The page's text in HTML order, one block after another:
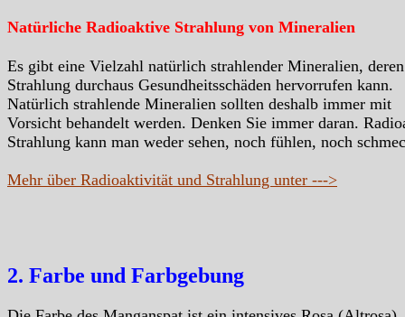
Natürliche Radioaktive Strahlung von Mineralien
Es gibt eine Vielzahl natürlich strahlender Mineralien, deren
Strahlung durchaus Gesundheitsschäden hervorrufen kann.
Natürlich strahlende Mineralien sollten deshalb immer mit
Vorsicht behandelt werden. Denken Sie immer daran.
Strahlung kann man weder sehen, noch fühlen, noch
Mehr über Radioaktivität und Strahlung unter --->
2. Farbe und Farbgebung